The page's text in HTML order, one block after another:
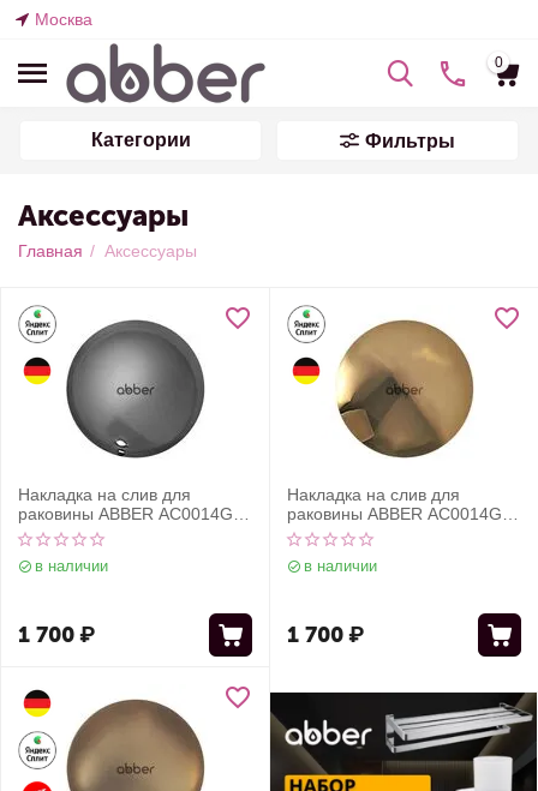
Москва
0
Категории Фильтры
Аксессуары
Главная / Аксессуары
Накладка на слив для
раковины ABBER AC0014GS
серебро, керамика
в наличии
1 700₽
Накладка на слив для
раковины ABBER AC0014GG
золото, керамика
в наличии
1 700₽